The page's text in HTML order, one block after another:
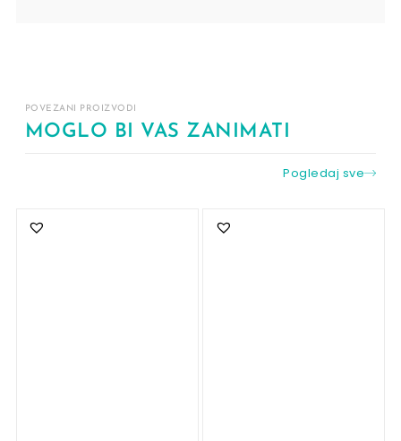
POVEZANI PROIZVODI
MOGLO BI VAS ZANIMATI
Pogledaj sve